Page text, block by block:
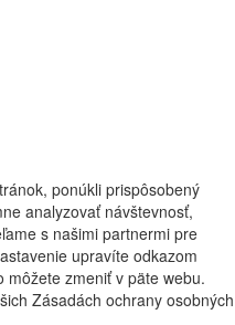
ponúkli prispôsobený
analyzovať návštevnosť,
s našimi partnermi pre
upravíte odkazom
môžete zmeniť v päte webu.
Zásadách ochrany osobných